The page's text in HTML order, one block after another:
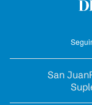
San Juan